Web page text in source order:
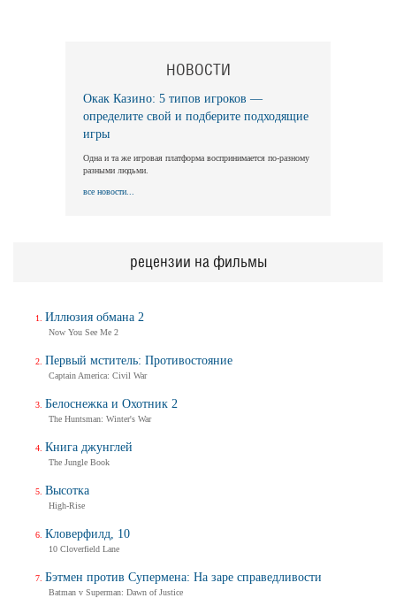
НОВОСТИ
Окак Казино: 5 типов игроков —
определите свой и подберите подходящие
игры
Одна и та же игровая платформа воспринимается по-разному
разными людьми.
все новости...
рецензии на фильмы
Иллюзия обмана 2
Now You See Me 2
Первый мститель: Противостояние
Captain America: Civil War
Белоснежка и Охотник 2
The Huntsman: Winter's War
Книга джунглей
The Jungle Book
Высотка
High-Rise
Кловерфилд, 10
10 Cloverfield Lane
Бэтмен против Супермена: На заре справедливости
Batman v Superman: Dawn of Justice